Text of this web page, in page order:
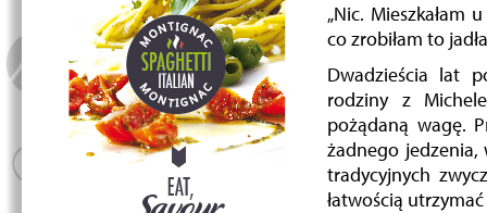
„Nic. Mieszkałam
co zrobiłam to
Dwadzieścia lat
rodziny z
pożądaną wagę.
żadnego jedzenia,
tradycyjnych
łatwością